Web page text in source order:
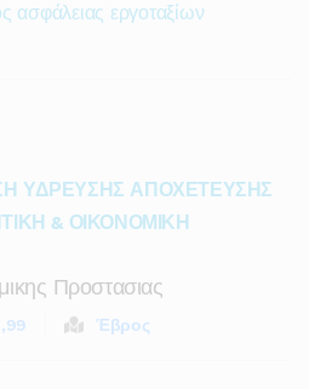
ασφάλειας εργοταξίων
ΥΔΡΕΥΣΗΣ ΑΠΟΧΕΤΕΥΣΗΣ
& ΟΙΚΟΝΟΜΙΚΗ
Προστασιας
Έβρος